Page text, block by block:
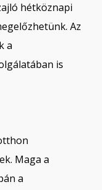
hétköznapi
Az
a
is
Maga a
a